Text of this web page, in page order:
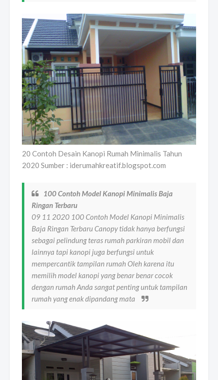
20 Contoh Desain Kanopi Rumah Minimalis Tahun
2020 Sumber : iderumahkreatif.blogspot.com
100 Contoh Model Kanopi Minimalis Baja
Ringan Terbaru
09 11 2020 100 Contoh Model Kanopi Minimalis
Baja Ringan Terbaru Canopy tidak hanya berfungsi
sebagai pelindung teras rumah parkiran mobil dan
lainnya tapi kanopi juga berfungsi untuk
mempercantik tampilan rumah Oleh karena itu
memilih model kanopi yang benar benar cocok
dengan rumah Anda sangat penting untuk tampilan
rumah yang enak dipandang mata